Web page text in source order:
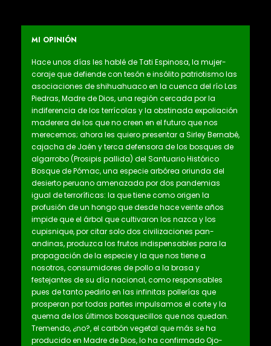
MI OPINIÓN
Hace unos días les hablé de Tati Espinosa, la mujer-
coraje que defiende con tesón e insólito patriotismo las
asociaciones de shihuahuaco en la cuenca del río Las
Piedras, Madre de Dios, una región cercada por la
indiferencia de los terrícolas y la obstinada expoliación
maderera de los que no creen en el futuro que nos
merecemos; ahora les quiero presentar a Sirley Bernabé,
cajacha de Jaén y terca defensora de los bosques de
algarrobo (Prosipis pallida) del Santuario Histórico
Bosque de Pómac, una especie arbórea oriunda del
desierto peruano amenazada por dos pandemias
igual de terroríficas: la que tiene como origen la
profusión de un hongo que desde hace veinte años
impide que el árbol que cultivaron los nazca y los
cupisnique, por citar solo dos civilizaciones pan-
andinas, produzca los frutos indispensables para la
propagación de la especie y la que nos tiene a
nosotros, consumidores de pollo a la brasa y
festejantes de su día nacional, como responsables
pues de tanto pedirlo en las infinitas pollerías que
prosperan por todas partes impulsamos el corte y la
quema de los últimos bosquecillos que nos quedan.
Tremendo, ¿no?, el carbón vegetal que más se ha
producido en Madre de Dios, lo ha confirmado Ojo-